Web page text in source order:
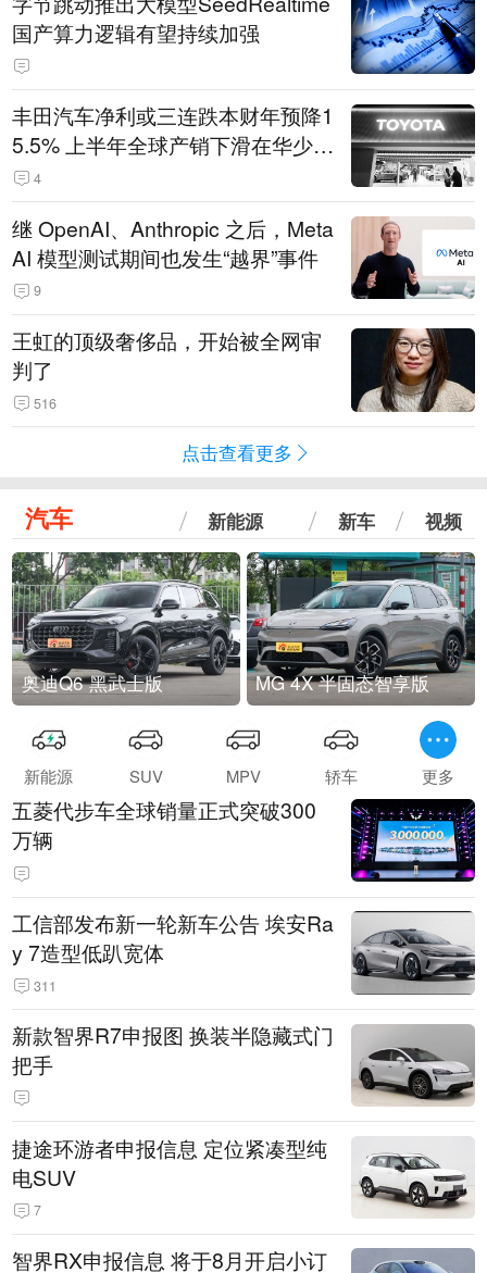
国产算力逻辑有望持续加强
丰田汽车净利或三连跌本财年预降1
5.5% 上半年全球产销下滑在华少卖
14.3万辆
4
继 OpenAI、Anthropic 之后，Meta
AI 模型测试期间也发生“越界”事件
9
王虹的顶级奢侈品，开始被全网审
判了
516
点击查看更多
汽车 新能源 新车 视频
奥迪Q6 黑武士版 MG 4X 半固态智享版
新能源 SUV MPV 轿车 更多
五菱代步车全球销量正式突破300
万辆
工信部发布新一轮新车公告 埃安Ra
y 7造型低趴宽体
311
新款智界R7申报图 换装半隐藏式门
把手
捷途环游者申报信息 定位紧凑型纯
电SUV
7
智界RX申报信息 将于8月开启小订